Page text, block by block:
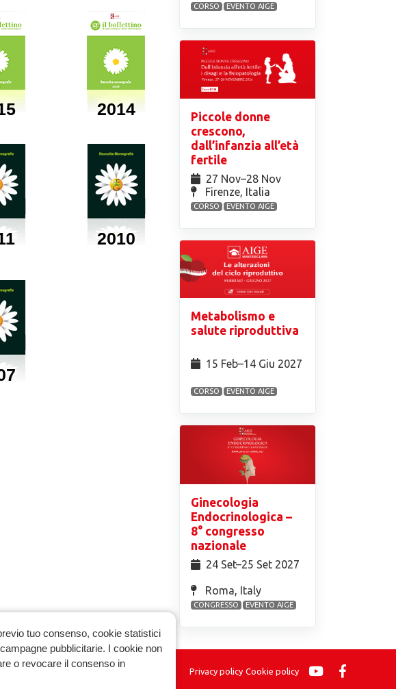
2014
2010
CORSO EVENTO AIGE
Piccole donne
crescono,
dall’infanzia all’età
fertile
27 Nov⁠–28 Nov
Firenze, Italia
CORSO EVENTO AIGE
Metabolismo e
salute riproduttiva
15 Feb⁠–14 Giu 2027
CORSO EVENTO AIGE
Ginecologia
Endocrinologica –
8° congresso
nazionale
24 Set⁠–25 Set 2027
Roma, Italy
CONGRESSO EVENTO AIGE
Privacy policy Cookie policy
tuo consenso, cookie statistici
pubblicitarie. I cookie non
o revocare il consenso in